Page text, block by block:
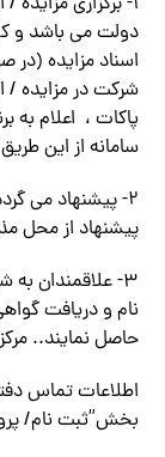
دولت می باشد و
اسناد مزایده
شرکت در مزایده /
پاکات ، اعلام به
سامانه از این
۲- پیشنهاد می
پیشنهاد از محل
۳- علاقمندان
نام و دریافت
حاصل نمایند.. مرکز
اطلاعات تماس
بخش”ثبت نام/